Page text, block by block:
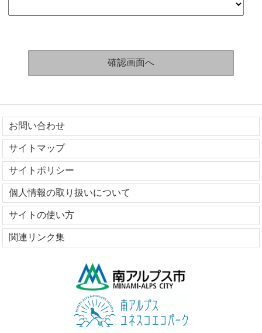
お問い合わせ
サイトマップ
サイトポリシー
個人情報の取り扱いについて
サイトの使い方
関連リンク集